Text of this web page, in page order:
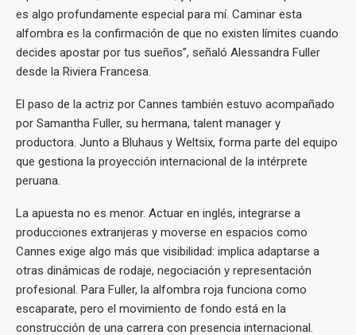
es algo profundamente especial para mí. Caminar esta
alfombra es la confirmación de que no existen límites cuando
decides apostar por tus sueños”, señaló Alessandra Fuller
desde la Riviera Francesa.
El paso de la actriz por Cannes también estuvo acompañado
por Samantha Fuller, su hermana, talent manager y
productora. Junto a Bluhaus y Weltsix, forma parte del equipo
que gestiona la proyección internacional de la intérprete
peruana.
La apuesta no es menor. Actuar en inglés, integrarse a
producciones extranjeras y moverse en espacios como
Cannes exige algo más que visibilidad: implica adaptarse a
otras dinámicas de rodaje, negociación y representación
profesional. Para Fuller, la alfombra roja funciona como
escaparate, pero el movimiento de fondo está en la
construcción de una carrera con presencia internacional.